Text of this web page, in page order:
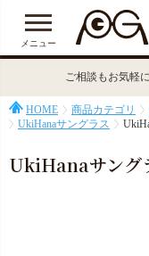
メニュー
ご相談もお気軽
HOME 商品カテゴリ
UkiHanaサングラス
UkiHanaサング